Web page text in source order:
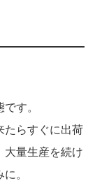
す。
たらすぐに出荷
量生産を続け
。